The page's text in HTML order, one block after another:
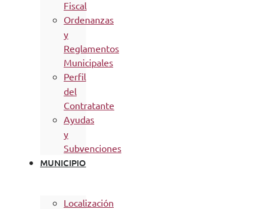
Fiscal
Ordenanzas
y
Reglamentos
Municipales
Perfil
del
Contratante
Ayudas
y
Subvenciones
MUNICIPIO
Localización